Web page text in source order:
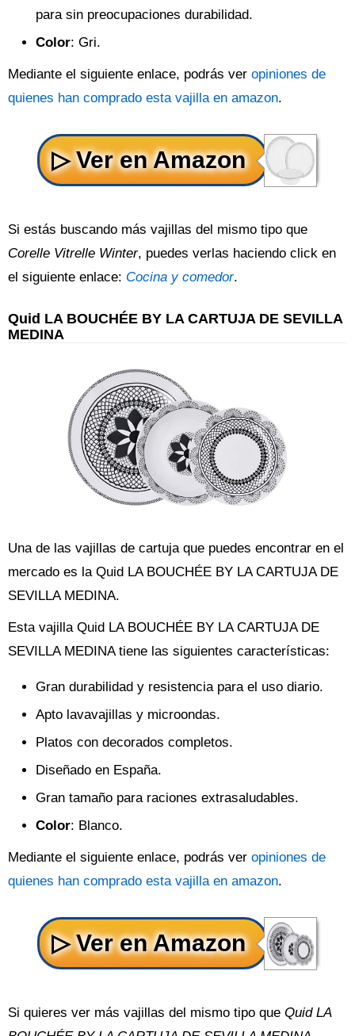
para sin preocupaciones durabilidad.
Color: Gri.
Mediante el siguiente enlace, podrás ver opiniones de
quienes han comprado esta vajilla en amazon.
Si estás buscando más vajillas del mismo tipo que
Corelle Vitrelle Winter, puedes verlas haciendo click en
el siguiente enlace: Cocina y comedor.
Quid LA BOUCHÉE BY LA CARTUJA DE SEVILLA
MEDINA
Una de las vajillas de cartuja que puedes encontrar en el
mercado es la Quid LA BOUCHÉE BY LA CARTUJA DE
SEVILLA MEDINA.
Esta vajilla Quid LA BOUCHÉE BY LA CARTUJA DE
SEVILLA MEDINA tiene las siguientes características:
Gran durabilidad y resistencia para el uso diario.
Apto lavavajillas y microondas.
Platos con decorados completos.
Diseñado en España.
Gran tamaño para raciones extrasaludables.
Color: Blanco.
Mediante el siguiente enlace, podrás ver opiniones de
quienes han comprado esta vajilla en amazon.
Si quieres ver más vajillas del mismo tipo que Quid LA